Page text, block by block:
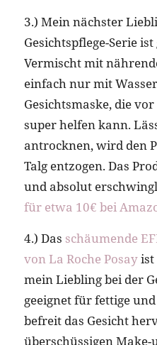
3.) Mein nächster
Gesichtspflege-Serie
Vermischt mit
einfach nur mit
Gesichtsmaske, die
super helfen kann.
antrocknen, wird den
Talg entzogen. Das
und absolut
für etwa 10€ bei
4.) Das schäumende
von La Roche Posayist
mein Liebling bei der
geeignet für fettige
befreit das Gesicht
überschüssigen Make-